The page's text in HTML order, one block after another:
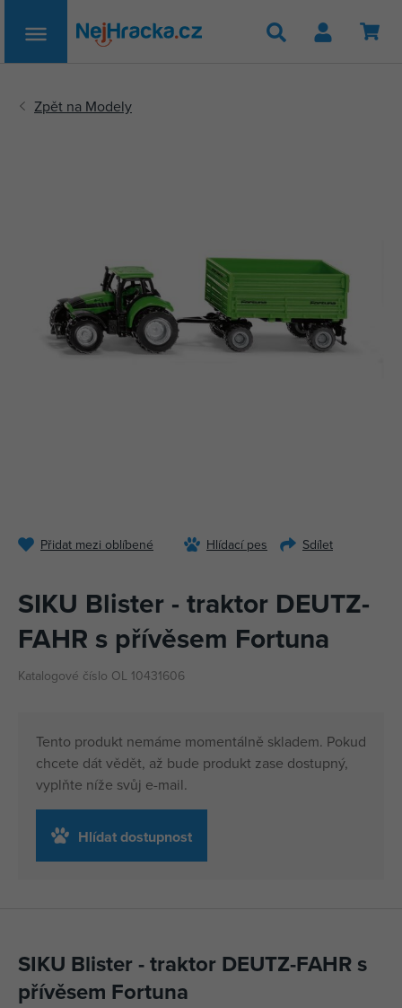
Hledat
Přidat mezi oblíbené Hlídací pes Sdílet
SIKU Blister - traktor DEUTZ-
FAHR s přívěsem Fortuna
Katalogové číslo OL 10431606
Tento produkt nemáme momentálně skladem. Pokud
chcete dát vědět, až bude produkt zase dostupný,
vyplňte níže svůj e-mail.
Hlídat dostupnost
SIKU Blister - traktor DEUTZ-FAHR s
přívěsem Fortuna